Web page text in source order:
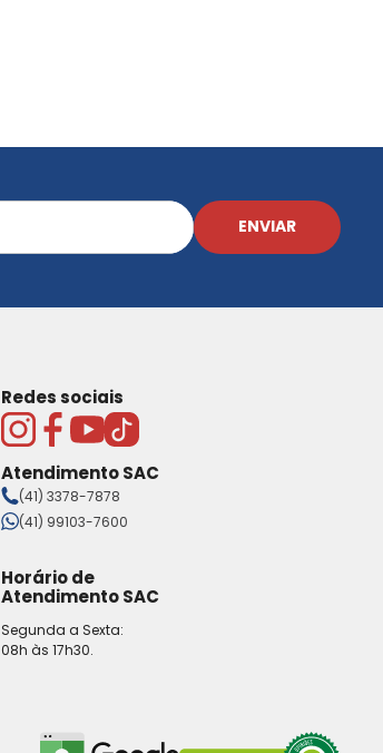
ENVIAR
Redes sociais
Atendimento SAC
(41) 3378-7878
(41) 99103-7600
Horário de
Atendimento SAC
Segunda a Sexta:
08h às 17h30.